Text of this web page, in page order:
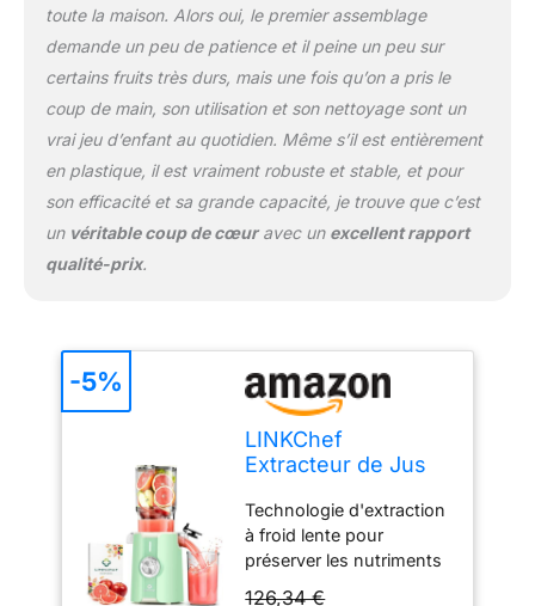
ingrédients tout en
limitant les pertes
Alimentation
automatique avec large
goulotte de 115 mm :
Grâce à sa large goulotte
pouces), de nombreux
fruits et légumes
découpe et les presse
automatiquement pour
une préparation plus
pratique au quotidien.
rapide : Le nettoyage
devient plus facile grâce
à une conception
intégrée comportant peu
toute la maison. Alors oui, le premier assemblage
demande un peu de patience et il peine un peu sur
certains fruits très durs, mais une fois qu’on a pris le
coup de main, son utilisation et son nettoyage sont un
vrai jeu d’enfant au quotidien. Même s’il est entièrement
en plastique, il est vraiment robuste et stable, et pour
son efficacité et sa grande capacité, je trouve que c’est
un véritable coup de cœuravec un excellent rapport
qualité-prix.
LINKChef
Extracteur de Jus
200W pour Fruits &
Légumes
Technologie d'extraction
à froid lente pour
préserver les nutriments
126,34 €
-5%